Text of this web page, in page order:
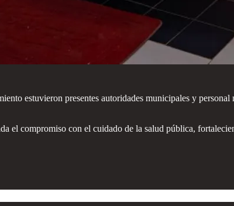
estuvieron presentes autoridades municipales y
el compromiso con el cuidado de la salud pública,